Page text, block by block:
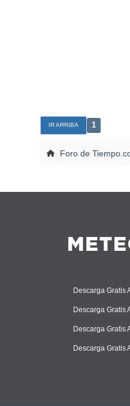
IR ARRIBA 1
Foro de
Descarga Gratis
Descarga Gratis
Descarga Gratis
Descarga Gratis